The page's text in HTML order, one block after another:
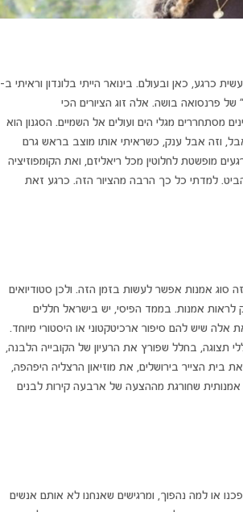
כרגע, כאן ובעולם. בינואר הייתי בלונדון וראיתי ב-
״ של פרנסואה בושה. אלה זוג הציורים הכי
מסתחררים מגלי הים ועולים אל השמיים. הסגנון הוא
וזה אבל ענק, כשראיתי אותו מוצב בראש גרם
מופשטת לחלוטין מכל ריאליזם, ואת הקומפוזיציה
למדתי כל כך הרבה מהציור הזה. כרגע זאת
סוג אמנות אפשר לעשות בזמן הזה. ולכן סטודיואים
לראות אמנות. בממד הפיסי, יש בישראל חללים
אלה שיש להם סיפור ארכיטקטוני או היסטורי מיוחד.
תצוגה, בחלל שפורץ את הרעיון של הקובייה הלבנה,
בית הצייר בירושלים, את מוזיאון הרצליה היפהפה,
אמנותית שחורגת מההצעה של ארבעה קירות לבנים
או למה נהפוך, ומרגישים שאנחנו לא אותם אנשים